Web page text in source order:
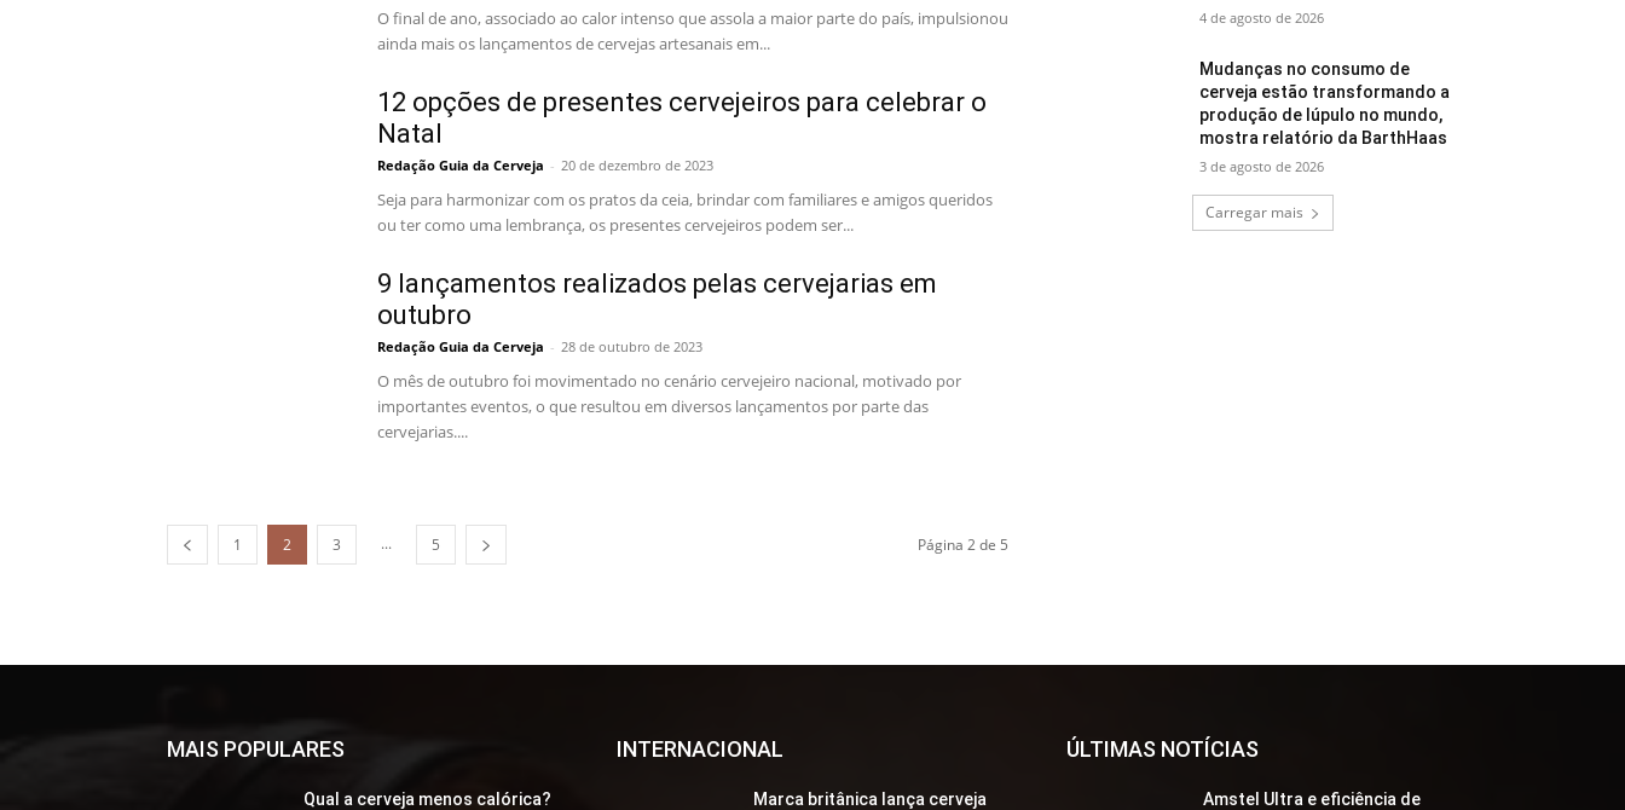
O final de ano, associado ao calor intenso que assola a maior parte do país, impulsionou
ainda mais os lançamentos de cervejas artesanais em...
12 opções de presentes cervejeiros para celebrar o
Natal
Redação Guia da Cerveja - 20 de dezembro de 2023
Seja para harmonizar com os pratos da ceia, brindar com familiares e amigos queridos
ou ter como uma lembrança, os presentes cervejeiros podem ser...
9 lançamentos realizados pelas cervejarias em
outubro
Redação Guia da Cerveja - 28 de outubro de 2023
O mês de outubro foi movimentado no cenário cervejeiro nacional, motivado por
importantes eventos, o que resultou em diversos lançamentos por parte das
cervejarias....
1 2 3 ... 5 Página 2 de 5
4 de agosto de 2026
Mudanças no consumo de
cerveja estão transformando a
produção de lúpulo no mundo,
mostra relatório da BarthHaas
3 de agosto de 2026
Carregar mais
MAIS POPULARES
Qual a cerveja menos calórica?
INTERNACIONAL
Marca britânica lança cerveja
ÚLTIMAS NOTÍCIAS
Amstel Ultra e eficiência de